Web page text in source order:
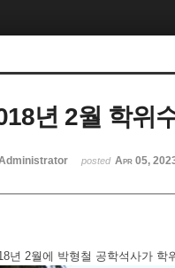
년 2월 학위
posted Apr 05,
년 2월에 박형철 공학석사가